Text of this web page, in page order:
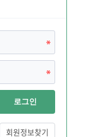
로그인
회원정보찾기